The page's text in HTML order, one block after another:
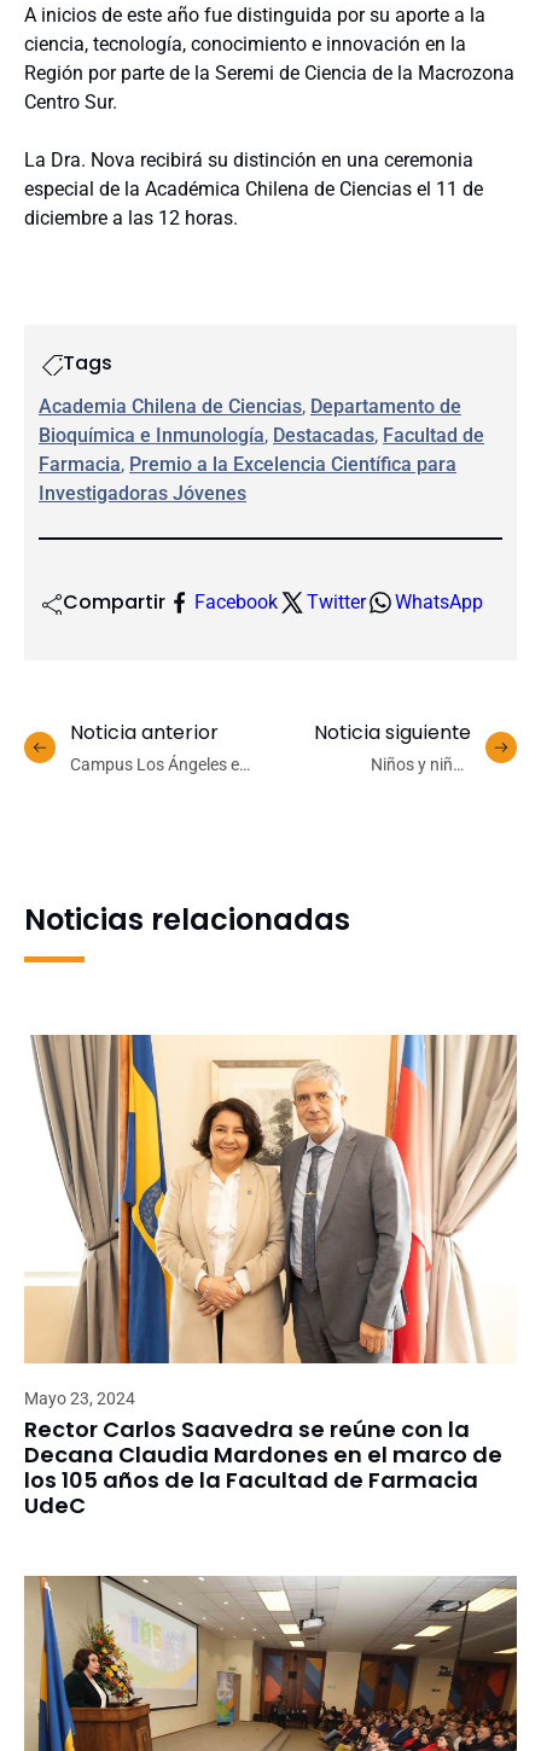
A inicios de este año fue distinguida por su aporte a la
ciencia, tecnología, conocimiento e innovación en la
Región por parte de la Seremi de Ciencia de la Macrozona
Centro Sur.
La Dra. Nova recibirá su distinción en una ceremonia
especial de la Académica Chilena de Ciencias el 11 de
diciembre a las 12 horas.
Tags
Academia Chilena de Ciencias, Departamento de
Bioquímica e Inmunología, Destacadas, Facultad de
Farmacia, Premio a la Excelencia Científica para
Investigadoras Jóvenes
Compartir Facebook Twitter WhatsApp
Noticia anterior
Campus Los Ángeles e
Noticia siguiente
Niños y niñas
Noticias relacionadas
Mayo 23, 2024
Rector Carlos Saavedra se reúne con la
Decana Claudia Mardones en el marco de
los 105 años de la Facultad de Farmacia
UdeC